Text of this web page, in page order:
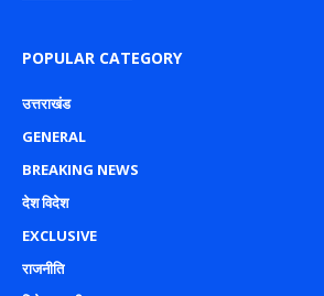
POPULAR CATEGORY
उत्तराखंड
GENERAL
BREAKING NEWS
देश विदेश
EXCLUSIVE
राजनीति